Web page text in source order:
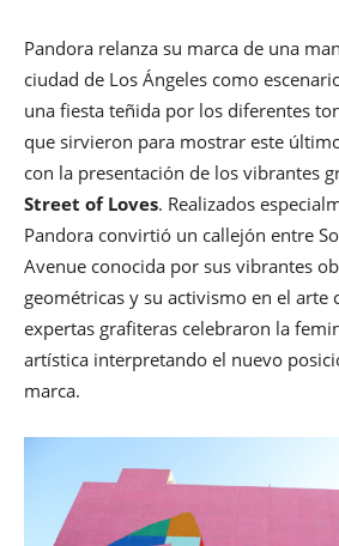
Pandora relanza su marca de una
ciudad de Los Ángeles como
una fiesta teñida por los diferentes
que sirvieron para mostrar este
con la presentación de los vibrantes
Street of Loves. Realizados
Pandora convirtió un callejón entre
Avenue conocida por sus vibrantes
geométricas y su activismo en el arte
expertas grafiteras celebraron la
artística interpretando el nuevo
marca.